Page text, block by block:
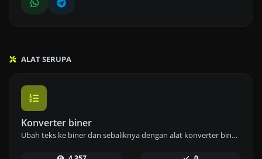
ALAT SERUPA
Konverter biner
Ubah teks ke biner dan sebaliknya dengan alat konverter biner kami untuk pengkodean dan penguraian data yang efisien.